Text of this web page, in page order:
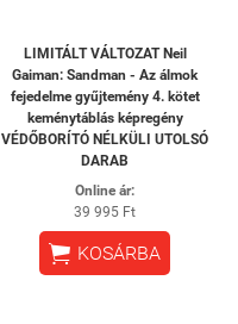
LIMITÁLT VÁLTOZAT Neil
Gaiman: Sandman - Az álmok
fejedelme gyűjtemény 4. kötet
keménytáblás képregény
VÉDŐBORÍTÓ NÉLKÜLI UTOLSÓ
DARAB
Online ár:
39 995 Ft
 KOSÁRBA